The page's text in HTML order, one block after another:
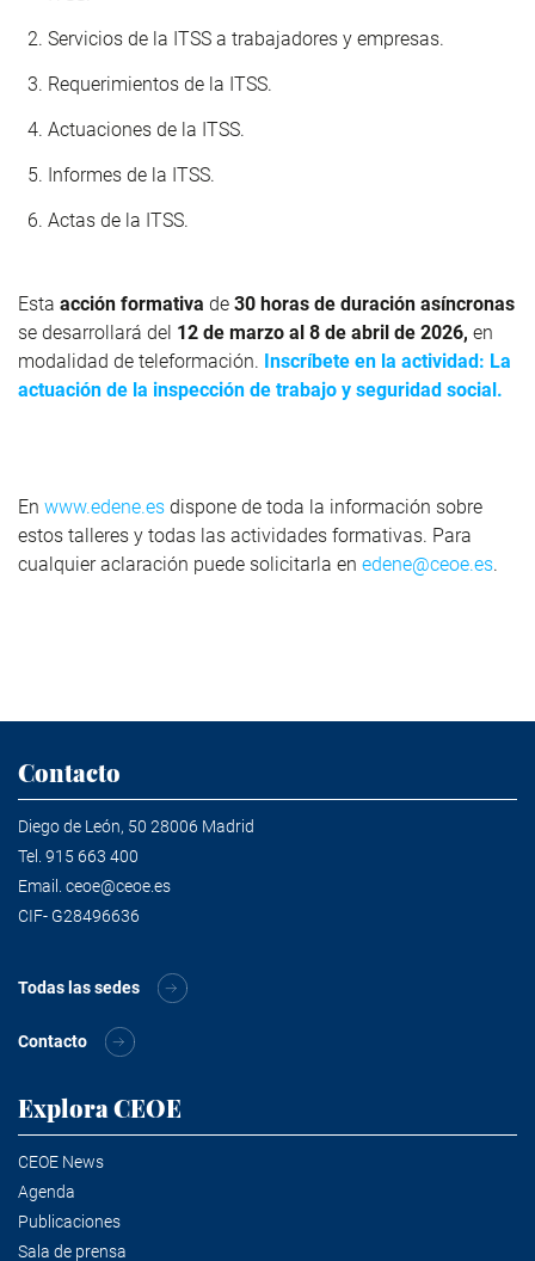
Servicios de la ITSS a trabajadores y empresas.
Requerimientos de la ITSS.
Actuaciones de la ITSS.
Informes de la ITSS.
Actas de la ITSS.
Esta acción formativa de 30 horas de duración asíncronas
se desarrollará del 12 de marzo al 8 de abril de 2026, en
modalidad de teleformación. Inscríbete en la actividad: La
actuación de la inspección de trabajo y seguridad social.
En www.edene.es dispone de toda la información sobre
estos talleres y todas las actividades formativas. Para
cualquier aclaración puede solicitarla en edene@ceoe.es.
Contacto
Diego de León, 50 28006 Madrid
Tel. 915 663 400
Email. ceoe@ceoe.es
CIF- G28496636
Todas las sedes
Contacto
Explora CEOE
CEOE News
Agenda
Publicaciones
Sala de prensa